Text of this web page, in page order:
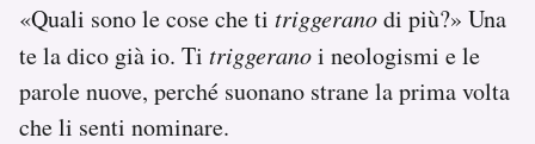
«Quali sono le cose che ti triggeranodi più?» Una
te la dico già io. Ti triggeranoi neologismi e le
parole nuove, perché suonano strane la prima volta
che li senti nominare.